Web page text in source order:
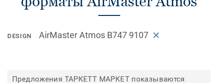
DESIGN AirMaster Atmos B747 9107
Предложения ТАРКЕТТ МАРКЕТ показываются